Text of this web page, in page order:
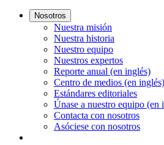
Nosotros
Nuestra misión
Nuestra historia
Nuestro equipo
Nuestros expertos
Reporte anual (en inglés)
Centro de medios (en inglés)
Estándares editoriales
Únase a nuestro equipo (en
Contacta con nosotros
Asóciese con nosotros